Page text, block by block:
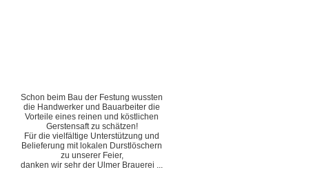
Schon beim Bau der Festung wussten
die Handwerker und Bauarbeiter die
Vorteile eines reinen und köstlichen
Gerstensaft zu schätzen!
Für die vielfältige Unterstützung und
Belieferung mit lokalen Durstlöschern
zu unserer Feier,
danken wir sehr der Ulmer Brauerei ...